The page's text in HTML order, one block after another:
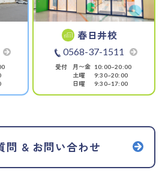
春日井校
0568-37-1511
受付 月〜金 10:00~20:00
土曜 9:30~20:00
日曜 9:30~17:00
問 & お問い合わせ